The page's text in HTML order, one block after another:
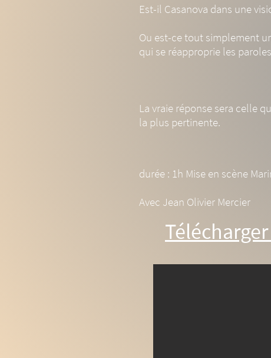
Est-il Casanova dans une
Ou est-ce tout simplement
qui se réapproprie les
La vraie réponse sera celle
la plus pertinente.
durée : 1h Mise en scène
Avec Jean Olivier Mercier